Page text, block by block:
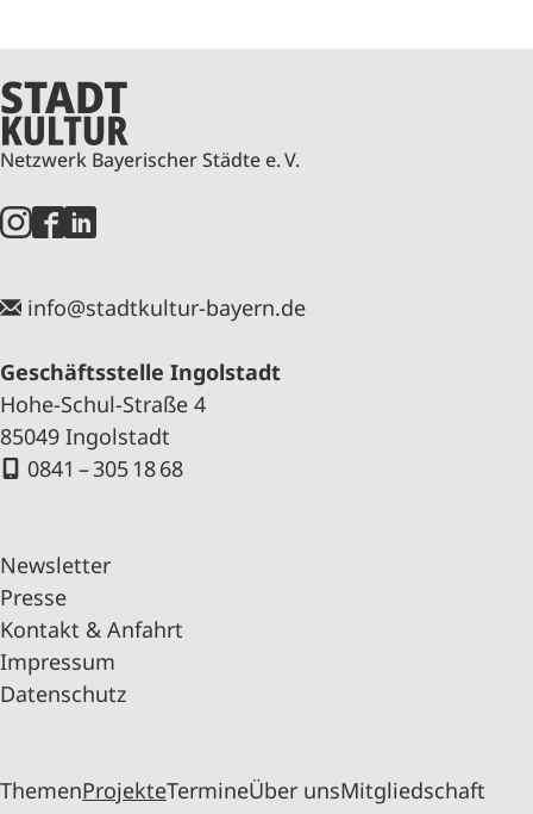
Netzwerk Bayerischer Städte e. V.
info@stadtkultur-bayern.de
Geschäftsstelle Ingolstadt
Hohe-Schul-Straße 4
85049 Ingolstadt
0841 – 305 18 68
Newsletter
Presse
Kontakt & Anfahrt
Impressum
Datenschutz
ThemenProjekteTermineÜber unsMitgliedschaft